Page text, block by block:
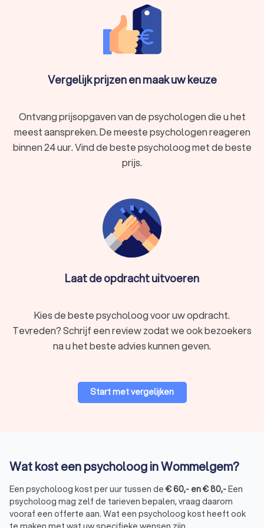
Relatie- of gezinsproblemen
Verlies of rouwverwerking
Loopbaan of werkgerelateerd probleem
Filter op de uitdaging waar u mee kampt en vind psychologen
Trustlocal voor het vinden van
psychologische hulp
Met Trustlocal vindt en vergelijkt u eenvoudig psychologen in
score van 8.3. Wij bieden een lijst van professionele
psychologen in Wommelgem die beantwoorden aan uw
specifieke criteria. Gebruik onze filteropties om de perfecte
match te vinden voor wat u doormaakt. Zoek niet verder, vind
een psycholoog in Wommelgem die aanvoelt als de juiste
match en neem de eerste stap richting een gezonder,
gelukkiger leven.
Vergelijk prijzen en maak uw keuze
Ontvang prijsopgaven van de psychologen die u het
meest aanspreken. De meeste psychologen reageren
binnen 24 uur. Vind de beste psycholoog met de beste
prijs.
Laat de opdracht uitvoeren
Kies de beste psycholoog voor uw opdracht.
Tevreden? Schrijf een review zodat we ook bezoekers
na u het beste advies kunnen geven.
Start met vergelijken
Wat kost een psycholoog in Wommelgem?
Een psycholoog kost per uur tussen de €60,- en€80,-Een
psycholoog mag zelf de tarieven bepalen, vraag daarom
vooraf een offerte aan. Wat een psycholoog kost heeft ook